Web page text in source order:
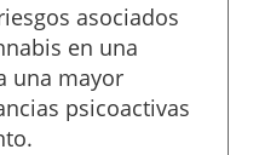
asociados
en una
una mayor
psicoactivas